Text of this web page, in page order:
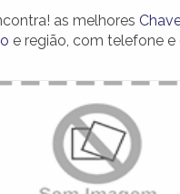
as melhores
e região, com telefone e